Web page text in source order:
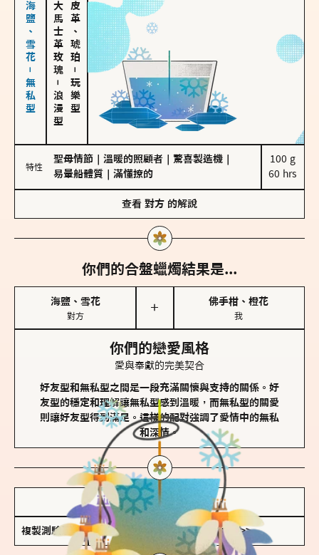
海鹽、雪花－無私型 大馬士革玫瑰
－
浪漫型
皮革、琥珀
－
玩樂型
特性
聖母情節 溫暖的照顧者 驚喜製造機
易暈船體質
滿懂撩的
100 g
60 hrs
查看 對方 的解說
你們的合盤蠟燭結果是...
海鹽、雪花
對方
＋
佛手柑、橙花
我
你們的戀愛風格
愛與奉獻的完美契合
好友型和無私型之間是一段充滿關懷與支持的關係。好
友型的穩定和理解讓無私型感到溫暖，而無私型的關愛
則讓好友型得到滿足。這樣的配對強調了愛情中的無私
和深情。
儲存我的結果圖
複製測驗連結 查看香氛類型全解析 >>>